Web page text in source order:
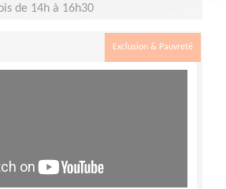
de 14h à 16h30
Exclusion & Pauvreté